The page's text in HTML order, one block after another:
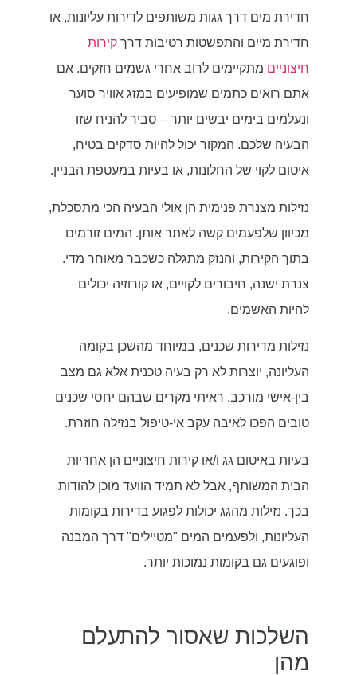
חדירת מים דרך גגות משותפים לדירות עליונות, או
חדירת מיים והתפשטות רטיבות דרך קירות
חיצוניים מתקיימים לרוב אחרי גשמים חזקים. אם
אתם רואים כתמים שמופיעים במזג אוויר סוער
ונעלמים בימים יבשים יותר – סביר להניח שזו
הבעיה שלכם. המקור יכול להיות סדקים בטיח,
איטום לקוי של החלונות, או בעיות במעטפת הבניין.
נזילות מצנרת פנימית הן אולי הבעיה הכי מתסכלת,
מכיוון שלפעמים קשה לאתר אותן. המים זורמים
בתוך הקירות, והנזק מתגלה כשכבר מאוחר מדי.
צנרת ישנה, חיבורים לקויים, או קורוזיה יכולים
להיות האשמים.
נזילות מדירות שכנים, במיוחד מהשכן בקומה
העליונה, יוצרות לא רק בעיה טכנית אלא גם מצב
בין-אישי מורכב. ראיתי מקרים שבהם יחסי שכנים
טובים הפכו לאיבה עקב אי-טיפול בנזילה חוזרת.
בעיות באיטום גג ו/או קירות חיצוניים הן אחריות
הבית המשותף, אבל לא תמיד הוועד מוכן להודות
בכך. נזילות מהגג יכולות לפגוע בדירות בקומות
העליונות, ולפעמים המים "מטיילים" דרך המבנה
ופוגעים גם בקומות נמוכות יותר.
השלכות שאסור להתעלם
מהן